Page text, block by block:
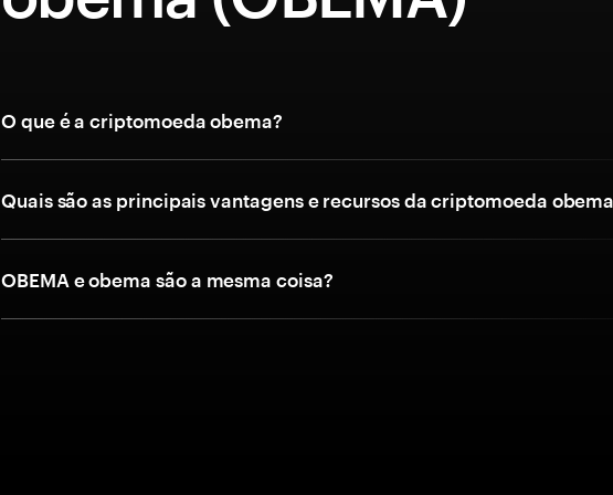
O que é a criptomoeda obema?
Quais são as principais vantagens e recursos da criptomoeda
OBEMA e obema são a mesma coisa?